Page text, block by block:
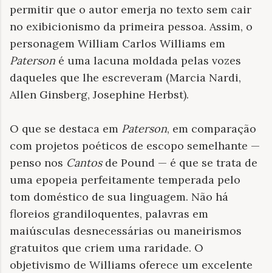
permitir que o autor emerja no texto sem cair
no exibicionismo da primeira pessoa. Assim, o
personagem William Carlos Williams em
Paterson é uma lacuna moldada pelas vozes
daqueles que lhe escreveram (Marcia Nardi,
Allen Ginsberg, Josephine Herbst).
O que se destaca em Paterson, em comparação
com projetos poéticos de escopo semelhante —
penso nos Cantosde Pound — é que se trata de
uma epopeia perfeitamente temperada pelo
tom doméstico de sua linguagem. Não há
floreios grandiloquentes, palavras em
maiúsculas desnecessárias ou maneirismos
gratuitos que criem uma raridade. O
objetivismo de Williams oferece um excelente